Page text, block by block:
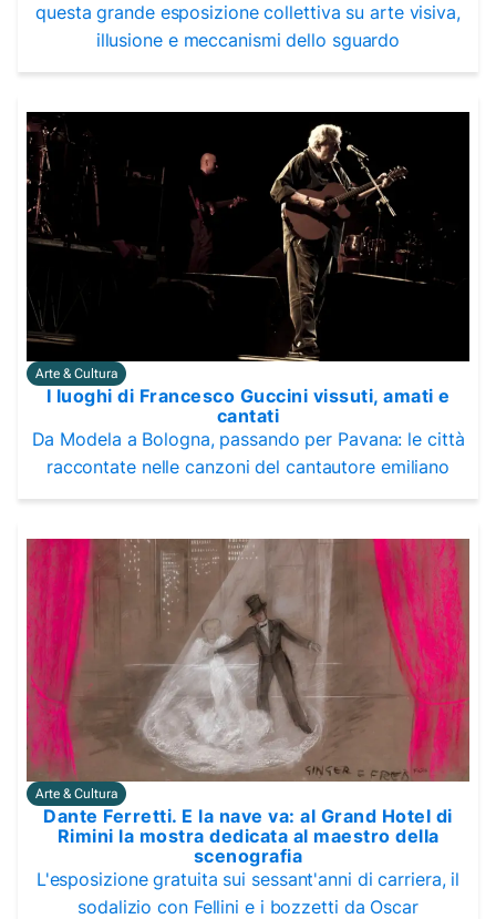
questa grande esposizione collettiva su arte visiva,
illusione e meccanismi dello sguardo
Arte & Cultura
I luoghi di Francesco Guccini vissuti, amati e
cantati
Da Modela a Bologna, passando per Pavana: le città
raccontate nelle canzoni del cantautore emiliano
Arte & Cultura
Dante Ferretti. E la nave va: al Grand Hotel di
Rimini la mostra dedicata al maestro della
scenografia
L'esposizione gratuita sui sessant'anni di carriera, il
sodalizio con Fellini e i bozzetti da Oscar